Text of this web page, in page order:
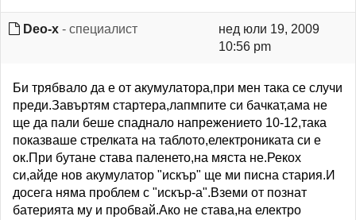
Deo-x - специалист
нед юли 19, 2009
10:56 pm
Би трябвало да е от акумулатора,при мен така се случи
преди.Завъртям стартера,лапмпите си бачкат,ама не
ще да пали беше спаднало напрежението 10-12,така
показваше стрелката на таблото,електрониката си е
ок.При бутане става паленето,на мяста не.Рекох
си,айде нов акумулатор "искър" ще ми писна стария.И
досега няма проблем с "искър-а".Вземи от познат
батерията му и пробвай.Ако не става,на електро